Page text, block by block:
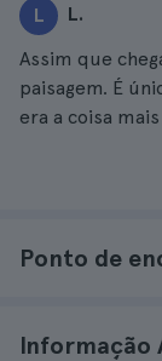
L L.
Assim que
paisagem. É
era a coisa
Ponto de
Informação